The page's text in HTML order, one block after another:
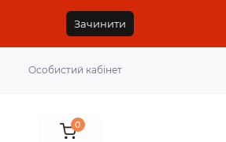
Зачинити
Особистий кабінет
0